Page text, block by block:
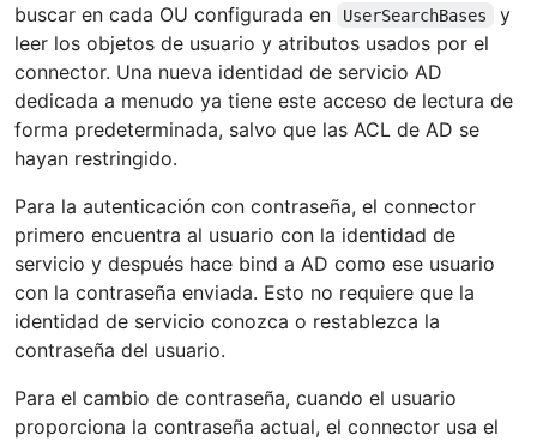
buscar en cada OU configurada en
UserSearchBases
y
leer los objetos de usuario y atributos usados por el
connector. Una nueva identidad de servicio AD
dedicada a menudo ya tiene este acceso de lectura de
forma predeterminada, salvo que las ACL de AD se
hayan restringido.
Para la autenticación con contraseña, el connector
primero encuentra al usuario con la identidad de
servicio y después hace bind a AD como ese usuario
con la contraseña enviada. Esto no requiere que la
identidad de servicio conozca o restablezca la
contraseña del usuario.
Para el cambio de contraseña, cuando el usuario
proporciona la contraseña actual, el connector usa el